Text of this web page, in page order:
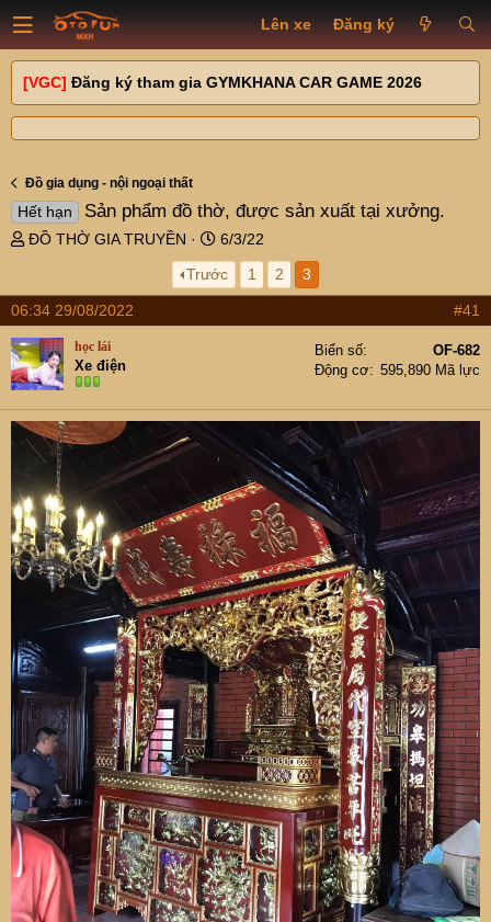
Lên xe Đăng ký
[VGC] Đăng ký tham gia GYMKHANA CAR GAME 2026
Đồ gia dụng - nội ngoại thất
Hết hạn Sản phẩm đồ thờ, được sản xuất tại xưởng.
T
e
a
d
s
t
r
t
r
ĐỒ THỜ GIA TRUYỀN
N
g
à
y
6/3/22
Trước
1 2 3
06:34 29/08/2022 #41
học lái
Xe điện
Biển số
OF-682
Động cơ
595,890 Mã lực